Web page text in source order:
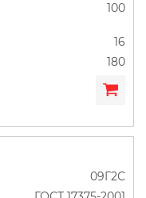
100
16
180
09Г2С